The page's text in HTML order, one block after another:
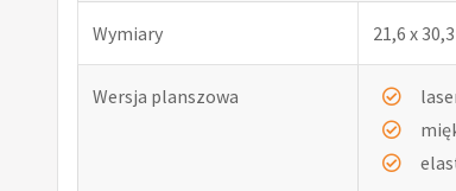
Wymiary 21,6 x
Wersja planszowa